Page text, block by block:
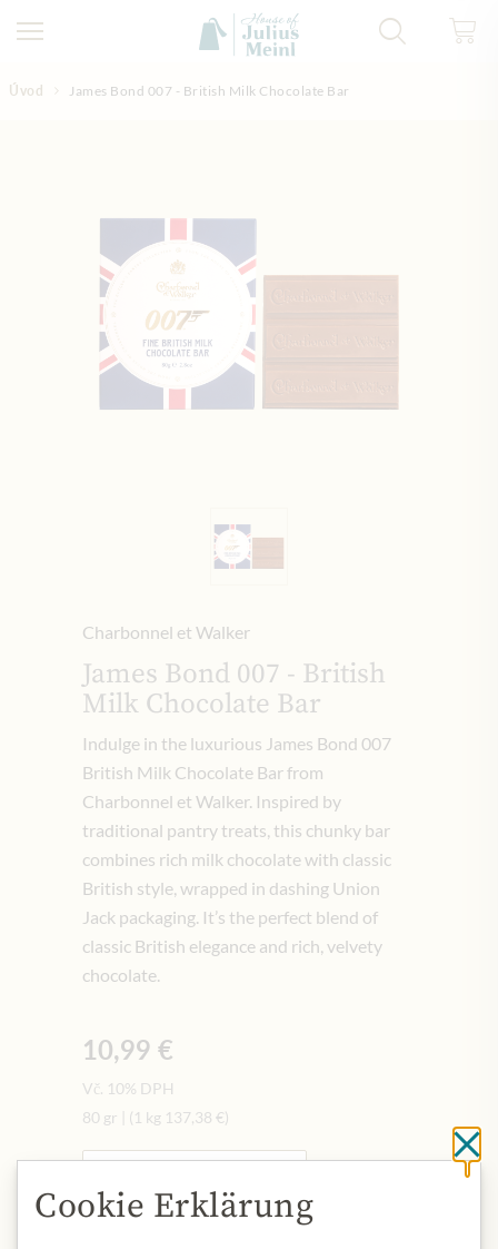
Úvod James Bond 007 - British Milk Chocolate Bar
Charbonnel et Walker
James Bond 007 - British
Milk Chocolate Bar
Indulge in the luxurious James Bond 007
British Milk Chocolate Bar from
Charbonnel et Walker. Inspired by
traditional pantry treats, this chunky bar
combines rich milk chocolate with classic
British style, wrapped in dashing Union
Jack packaging. It’s the perfect blend of
classic British elegance and rich, velvety
chocolate.
10,99 €
Vč. 10% DPH
80 gr
(1 kg 137,38 €)
Cookie Erklärung